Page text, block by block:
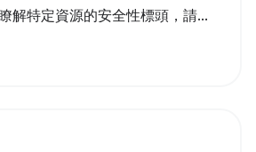
解特定資源的安全性標頭，請...